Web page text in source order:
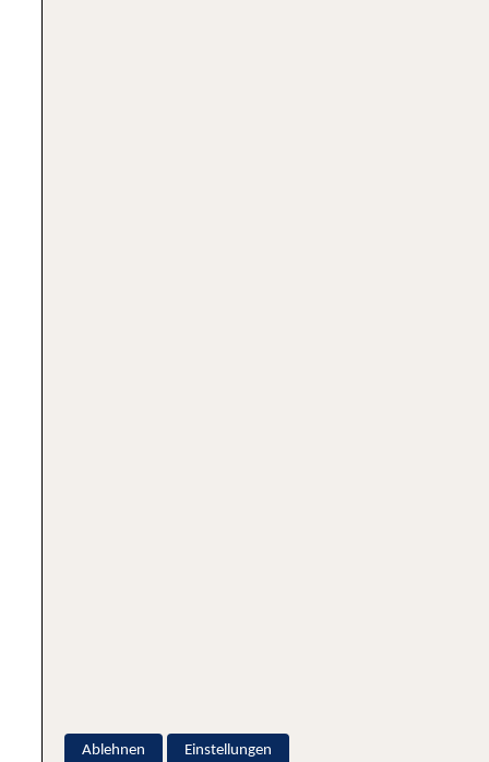
Ablehnen Einstellungen